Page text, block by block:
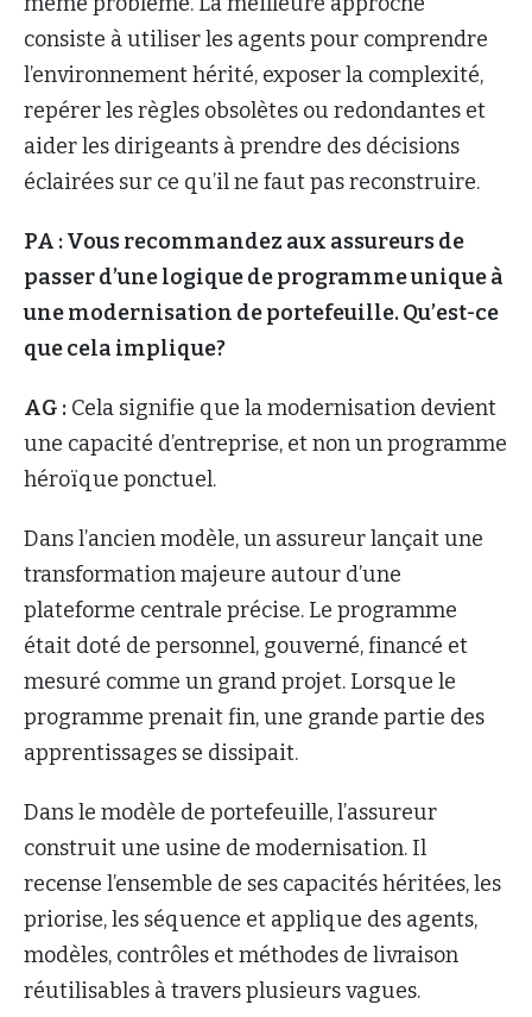
consiste à utiliser les agents pour comprendre
l’environnement hérité, exposer la complexité,
repérer les règles obsolètes ou redondantes et
aider les dirigeants à prendre des décisions
éclairées sur ce qu’il ne faut pas reconstruire.
PA : Vous recommandez aux assureurs de
passer d’une logique de programme unique à
une modernisation de portefeuille. Qu’est-ce
que cela implique?
AG : Cela signifie que la modernisation devient
une capacité d’entreprise, et non un programme
héroïque ponctuel.
Dans l’ancien modèle, un assureur lançait une
transformation majeure autour d’une
plateforme centrale précise. Le programme
était doté de personnel, gouverné, financé et
mesuré comme un grand projet. Lorsque le
programme prenait fin, une grande partie des
apprentissages se dissipait.
Dans le modèle de portefeuille, l’assureur
construit une usine de modernisation. Il
recense l’ensemble de ses capacités héritées, les
priorise, les séquence et applique des agents,
modèles, contrôles et méthodes de livraison
réutilisables à travers plusieurs vagues.